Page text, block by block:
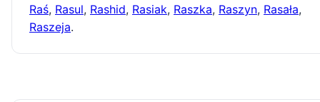
Raś, Rasul, Rashid, Rasiak, Raszka, Raszyn, Rasała,
Raszeja.